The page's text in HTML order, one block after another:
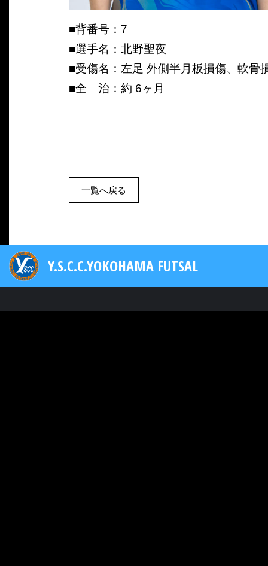
■背番号：7
■選手名：北野聖夜
■受傷名：左足 外側半月板損傷、軟骨
■全 治：約 6ヶ月
一覧へ戻る
Y.S.C.C.YOKOHAMA FUTSAL